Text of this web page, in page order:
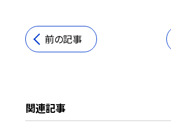
前の記事
関連記事